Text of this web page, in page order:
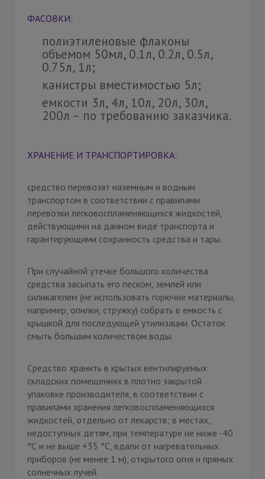
ФАСОВКИ:
полиэтиленовые флаконы
объемом 50мл, 0.1л, 0.2л, 0.5л,
0.75л, 1л;
канистры вместимостью 5л;
емкости 3л, 4л, 10л, 20л, 30л,
200л – по требованию заказчика.
ХРАНЕНИЕ И ТРАНСПОРТИРОВКА:
средство перевозят наземным и водным
транспортом в соответствии с правилами
перевозки легковоспламеняющихся жидкостей,
действующими на данном виде транспорта и
гарантирующими сохранность средства и тары.
При случайной утечке большого количества
средства засыпать его песком, землей или
силикагелем (не использовать горючие материалы,
например, опилки, стружку) собрать в емкость с
крышкой для последующей утилизации. Остаток
смыть большим количеством воды.
Средство хранить в крытых вентилируемых
складских помещениях в плотно закрытой
упаковке производителя, в соответствии с
правилами хранения легковоспламеняющихся
жидкостей, отдельно от лекарств; в местах,
недоступных детям, при температуре не ниже -40
°С и не выше +35 °С, вдали от нагревательных
приборов (не менее 1 м), открытого огня и прямых
солнечных лучей.